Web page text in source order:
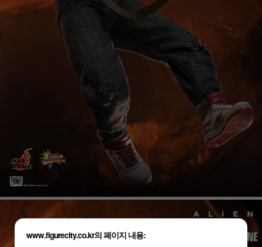
www.figurecity.co.kr의 페이지 내용: